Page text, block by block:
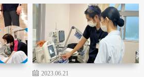
2023.06.21